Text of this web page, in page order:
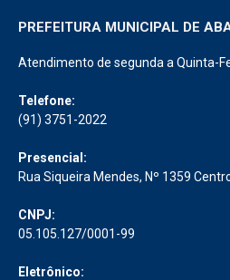
PREFEITURA MUNICIPAL DE
Atendimento de segunda a Quinta-
Telefone:
(91) 3751-2022
Presencial:
Rua Siqueira Mendes, Nº 1359
CNPJ:
05.105.127/0001-99
Eletrônico: